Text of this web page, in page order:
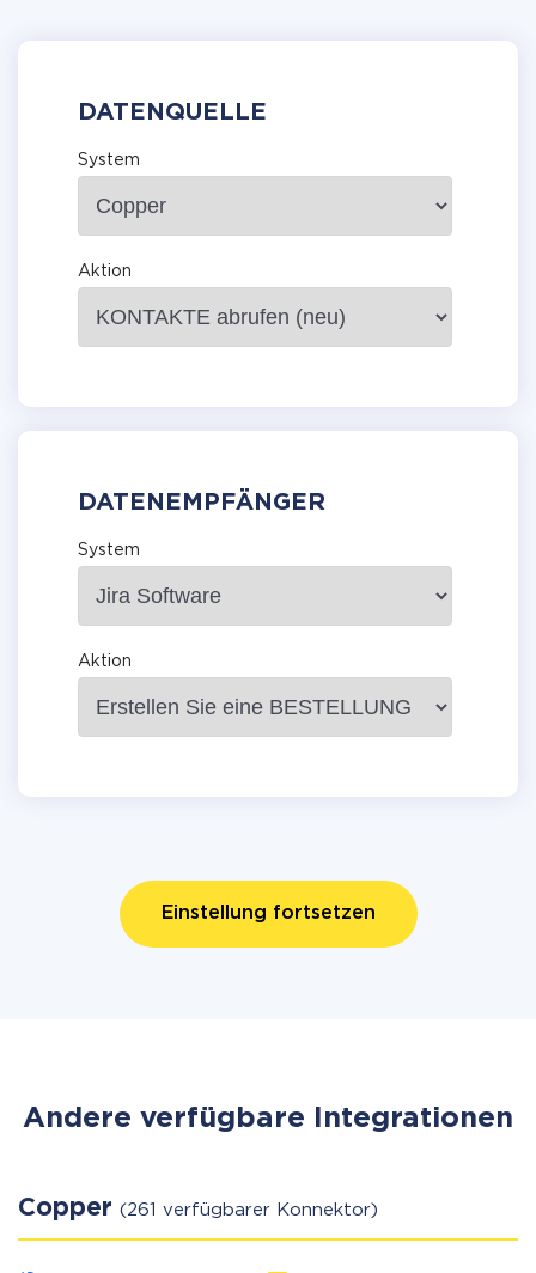
DATENQUELLE
System
Aktion
DATENEMPFÄNGER
System
Aktion
Einstellung fortsetzen
Andere verfügbare Integrationen
Copper (261 verfügbarer Konnektor)